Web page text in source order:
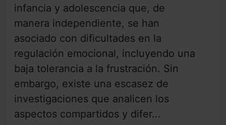
infancia y adolescencia que, de
manera independiente, se han
asociado con dificultades en la
regulación emocional, incluyendo una
baja tolerancia a la frustración. Sin
embargo, existe una escasez de
investigaciones que analicen los
aspectos compartidos y difer...